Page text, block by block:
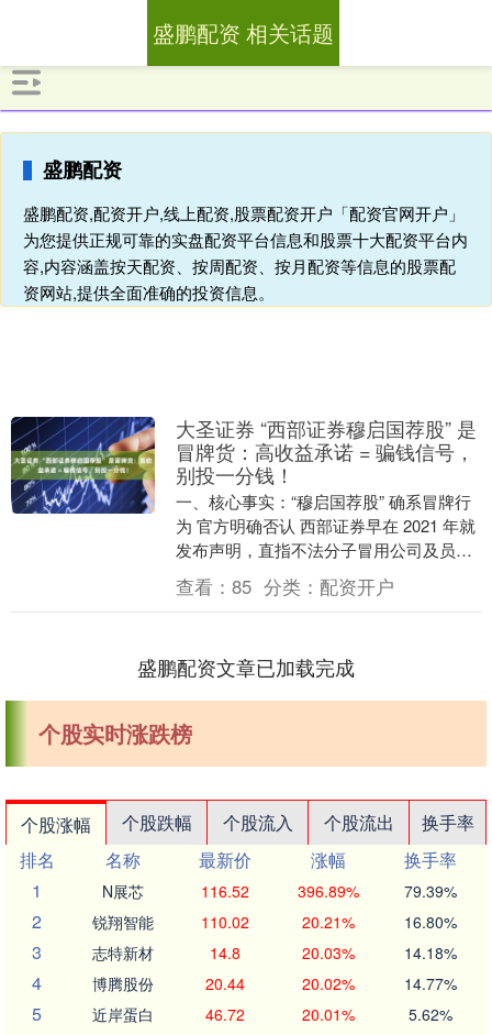
盛鹏配资
盛鹏配资,配资开户,线上配资,股票配资开户「配资官网开户」
为您提供正规可靠的实盘配资平台信息和股票十大配资平台内
容,内容涵盖按天配资、按周配资、按月配资等信息的股票配
资网站,提供全面准确的投资信息。
盛鹏配资 相关话题
大圣证券 “西部证券穆启国荐股” 是
冒牌货：高收益承诺 = 骗钱信号，
别投一分钱！
一、核心事实：“穆启国荐股” 确系冒牌行
为 官方明确否认 西部证券早在 2021 年就
发布声明，直指不法分子冒用公司及员工
名义，以 “内部消息”“荐股分成” 等....
查看： 85 分类： 配资开户
盛鹏配资文章已加载完成
个股实时涨跌榜
个股涨幅 个股跌幅 个股流入 个股流出
换手率
排名
名称 最新价 涨幅
换手率
1
N展芯 116.52 396.89% 79.39%
2 锐翔智能 110.02 20.21% 16.80%
3 志特新材 14.8 20.03% 14.18%
4 博腾股份 20.44 20.02% 14.77%
5 近岸蛋白 46.72 20.01% 5.62%